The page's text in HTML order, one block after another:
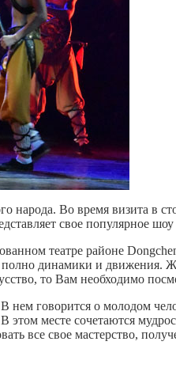
народа. Во время визита в
свое популярное
театре районе
полно динамики и
то Вам необходимо
говорится о молодом
месте сочетаются
все свое мастерство,